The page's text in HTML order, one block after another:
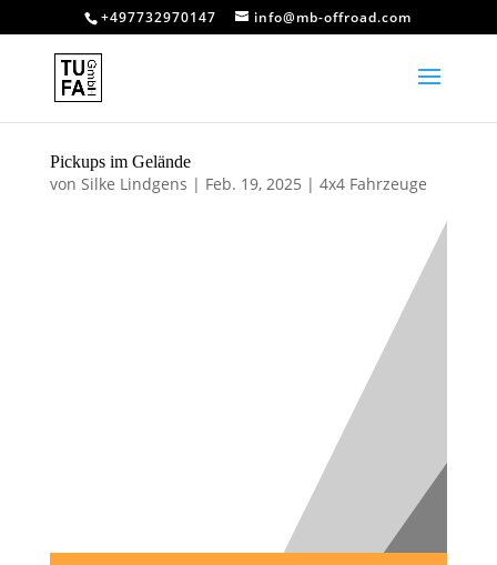
+497732970147 info@mb-offroad.com
Pickups im Gelände
von Silke Lindgens | Feb. 19, 2025 | 4x4 Fahrzeuge